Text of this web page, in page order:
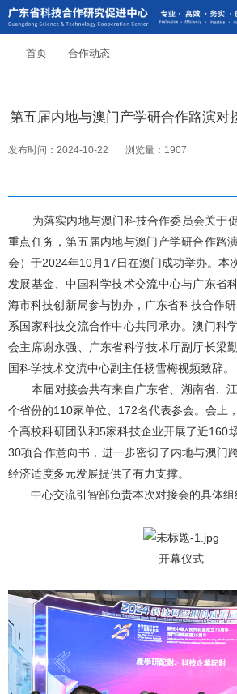
首页 合作动态
第五届内地与澳门产学研合作路演对
发布时间：2024-10-22 浏览量：1907
为落实内地与澳门科技合作委员会关于
重点任务，第五届内地与澳门产学研合作路
会）于2024年10月17日在澳门成功举办。本
发展基金、中国科学技术交流中心与广东省
海市科技创新局参与协办，广东省科技合作
系国家科技交流合作中心共同承办。澳门科
会主席谢永强、广东省科学技术厅副厅长梁
国科学技术交流中心副主任杨雪梅视频致辞。
本届对接会共有来自广东省、湖南省、江
个省份的110家单位、172名代表参会。会上
个高校科研团队和5家科技企业开展了近160
30项合作意向书，进一步密切了内地与澳门
经济适度多元发展提供了有力支撑。
中心交流引智部负责本次对接会的具体组
开幕仪式